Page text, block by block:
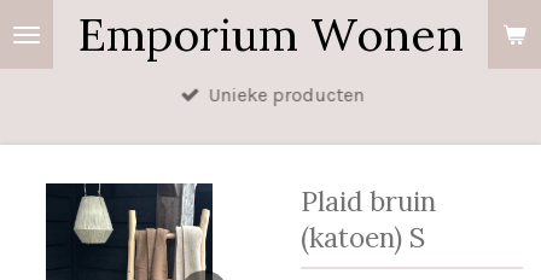
Ga
Emporium Wonen
Unieke producten
Plaid bruin
(katoen) S